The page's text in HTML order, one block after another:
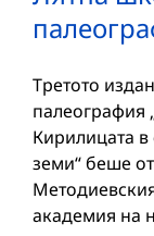
Третото
палеография
Кирилицата
земи“ беше
академия на